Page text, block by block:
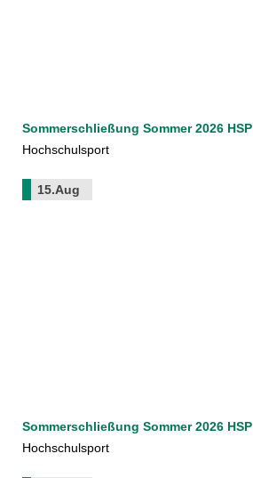
Sommerschließung Sommer 2026 HSP
Hochschulsport
15.Aug
Sommerschließung Sommer 2026 HSP
Hochschulsport